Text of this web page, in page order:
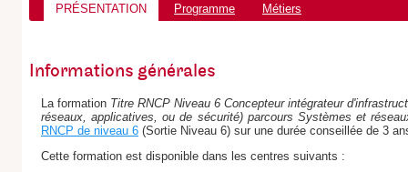
PRÉSENTATION Programme Métiers
Informations générales
La formation Titre RNCP Niveau 6 Concepteur intégrateur
réseaux, applicatives, ou de sécurité) parcours Systèmes et
RNCP de niveau 6 (Sortie Niveau 6) sur une durée conseillée de 3
Cette formation est disponible dans les centres suivants :